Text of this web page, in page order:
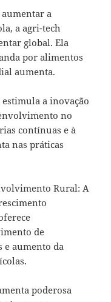
a
a agri-tech
global. Ela
por alimentos
aumenta.
a inovação
no
contínuas e à
nas práticas
Rural: A
de
e aumento da
poderosa